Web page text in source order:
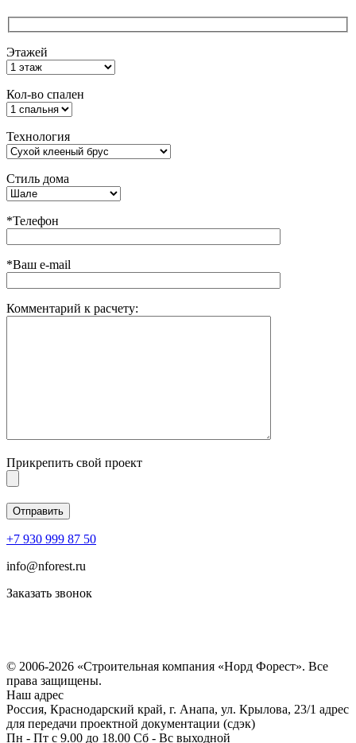
Этажей
Кол-во спален
Технология
Стиль дома
*Телефон
*Ваш e-mail
Комментарий к расчету:
Прикрепить свой проект
+7 930 999 87 50
info@nforest.ru
Заказать звонок
© 2006-2026 «Строительная компания «Норд Форест». Все
права защищены.
Наш адрес
Россия, Краснодарский край, г. Анапа, ул. Крылова, 23/1 адрес
для передачи проектной документации (сдэк)
Пн - Пт с 9.00 до 18.00 Сб - Вс выходной